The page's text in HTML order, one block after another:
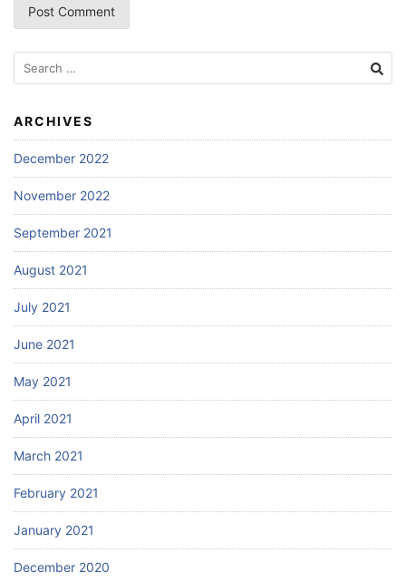
Search
for:
ARCHIVES
December 2022
November 2022
September 2021
August 2021
July 2021
June 2021
May 2021
April 2021
March 2021
February 2021
January 2021
December 2020